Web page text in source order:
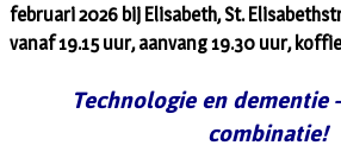
februari 2026 bij Elisabeth, St.
vanaf 19.15 uur, aanvang 19.30 uur,
Technologie en dementie
combinatie!